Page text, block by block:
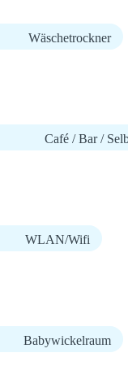
Wäschetrockner
Café / Bar /
WLAN/Wifi
Babywickelraum